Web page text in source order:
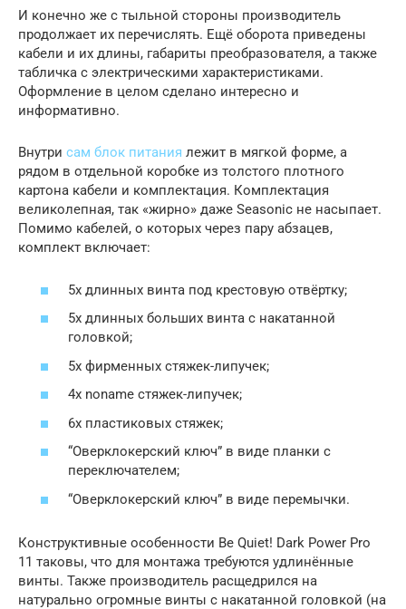
И конечно же с тыльной стороны производитель
продолжает их перечислять. Ещё оборота приведены
кабели и их длины, габариты преобразователя, а также
табличка с электрическими характеристиками.
Оформление в целом сделано интересно и
информативно.
Внутри сам блок питания лежит в мягкой форме, а
рядом в отдельной коробке из толстого плотного
картона кабели и комплектация. Комплектация
великолепная, так «жирно» даже Seasonic не насыпает.
Помимо кабелей, о которых через пару абзацев,
комплект включает:
5x длинных винта под крестовую отвёртку;
5х длинных больших винта с накатанной
головкой;
5x фирменных стяжек-липучек;
4х noname стяжек-липучек;
6x пластиковых стяжек;
“Оверклокерский ключ” в виде планки с
переключателем;
“Оверклокерский ключ” в виде перемычки.
Конструктивные особенности Be Quiet! Dark Power Pro
11 таковы, что для монтажа требуются удлинённые
винты. Также производитель расщедрился на
натурально огромные винты с накатанной головкой (на